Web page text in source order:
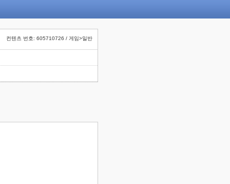
컨텐츠 번호: 605710726 / 게임>일반